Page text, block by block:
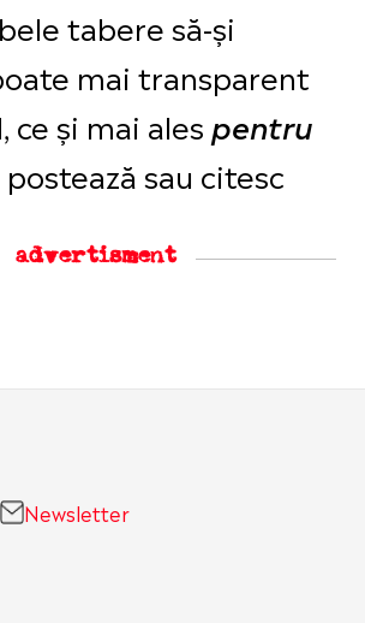
tabere să-și
mai transparent
ce și mai ales pentru
sau citesc
advertisment
Newsletter